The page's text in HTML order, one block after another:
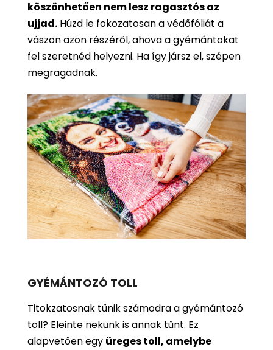
köszönhetően nem lesz ragasztós az
ujjad. Húzd le fokozatosan a védőfóliát a
vászon azon részéről, ahova a gyémántokat
fel szeretnéd helyezni. Ha így jársz el, szépen
megragadnak.
GYÉMÁNTOZÓ TOLL
Titokzatosnak tűnik számodra a gyémántozó
toll? Eleinte nekünk is annak tűnt. Ez
alapvetően egy üreges toll, amelybe